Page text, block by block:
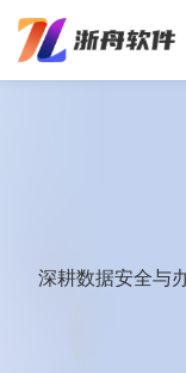
深耕数据安全与